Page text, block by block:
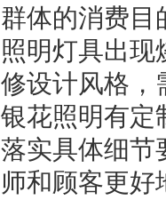
群体的消费目
照明灯具出现
修设计风格，
银花照明有定
落实具体细节
师和顾客更